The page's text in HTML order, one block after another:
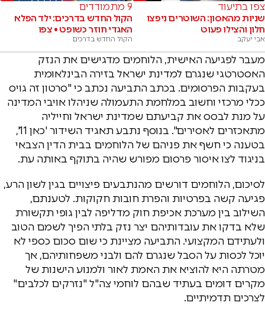
צפו בתיעוד
שניות מהאסון: השוטרים ניפצו
חלון והצילו פעוט
אבי יעקב
9 מתמודדים
הקול החדש בדרכים: ילד הפלא
האגדי חוזר כשופט • צפו
הקול החדש בדרכים
מעבר לפגיעה האישית, הלוחמים מדגישים את הנזק
האסטרטגי שנגרם למדינת ישראל בזירה הבינלאומית
בעקבות הפרסומים. בכתב התביעה נכתב כי "סרטון זה גויס
ככלי מרכזי וחשוב במלחמת התעמולה שניהלו אויבי המדינה
על מנת לבסס את קביעתם שמדינת ישראל וחייליה
מתאכזרים לאסירים". בנוסף נתבע תאגיד השידור 'כאן 11',
בטענה כי חשף את פניהם של הלוחמים בבית הדין הצבאי
בניגוד לצו איסור פרסום מפורש שהיה בתוקף באותה עת.
לסיכום, הלוחמים דורשים מהנתבעים פיצויים בגין לשון הרע,
פגיעה קשה בפרטיות והפרת חובות חקוקות. לטענתם,
השילוב בין מערכת אכיפת חוק מדליפה לבין גופי תקשורת
שלא בדקו את עובדותיהם יצר נזק בלתי הפיך לשמם הטוב
ולעתידם המקצועי. התביעה מציינת כי שום סכום כספי לא
יוכל לכסות על הסבל שנגרם להם ולבני משפחותיהם, אך
מטרתה היא להוציא את האמת לאור ולמנוע הישנות של
מקרים דומים בעתיד שבהם לוחמי צה"ל "נזרקים לכלבים"
לצרכים תדמיתיים.